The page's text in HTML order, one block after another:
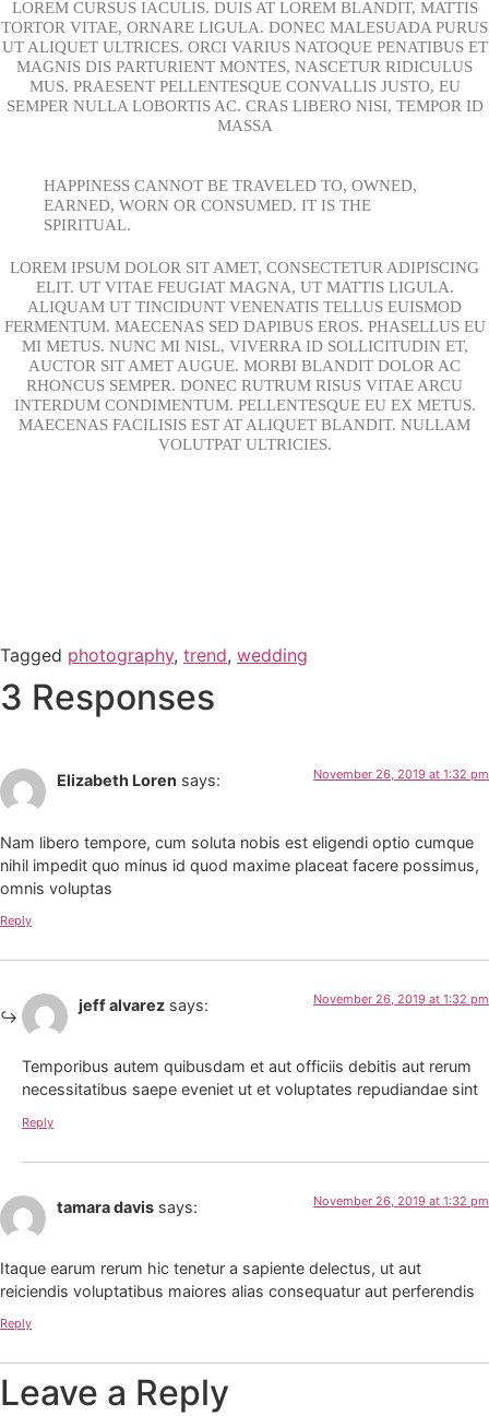
LOREM CURSUS IACULIS. DUIS AT LOREM BLANDIT, MATTIS
TORTOR VITAE, ORNARE LIGULA. DONEC MALESUADA PURUS
UT ALIQUET ULTRICES. ORCI VARIUS NATOQUE PENATIBUS ET
MAGNIS DIS PARTURIENT MONTES, NASCETUR RIDICULUS
MUS. PRAESENT PELLENTESQUE CONVALLIS JUSTO, EU
SEMPER NULLA LOBORTIS AC. CRAS LIBERO NISI, TEMPOR ID
MASSA
HAPPINESS CANNOT BE TRAVELED TO, OWNED,
EARNED, WORN OR CONSUMED. IT IS THE
SPIRITUAL.
LOREM IPSUM DOLOR SIT AMET, CONSECTETUR ADIPISCING
ELIT. UT VITAE FEUGIAT MAGNA, UT MATTIS LIGULA.
ALIQUAM UT TINCIDUNT VENENATIS TELLUS EUISMOD
FERMENTUM. MAECENAS SED DAPIBUS EROS. PHASELLUS EU
MI METUS. NUNC MI NISL, VIVERRA ID SOLLICITUDIN ET,
AUCTOR SIT AMET AUGUE. MORBI BLANDIT DOLOR AC
RHONCUS SEMPER. DONEC RUTRUM RISUS VITAE ARCU
INTERDUM CONDIMENTUM. PELLENTESQUE EU EX METUS.
MAECENAS FACILISIS EST AT ALIQUET BLANDIT. NULLAM
VOLUTPAT ULTRICIES.
Tagged photography, trend, wedding
3 Responses
Elizabeth Loren says: November 26, 2019 at 1:32 pm
Nam libero tempore, cum soluta nobis est eligendi optio cumque
nihil impedit quo minus id quod maxime placeat facere possimus,
omnis voluptas
Reply
jeff alvarez says: November 26, 2019 at 1:32 pm
Temporibus autem quibusdam et aut officiis debitis aut rerum
necessitatibus saepe eveniet ut et voluptates repudiandae sint
Reply
tamara davis says: November 26, 2019 at 1:32 pm
Itaque earum rerum hic tenetur a sapiente delectus, ut aut
reiciendis voluptatibus maiores alias consequatur aut perferendis
Reply
Leave a Reply